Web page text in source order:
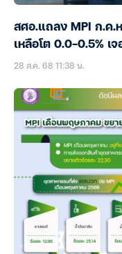
สศอ.แถลง MPI ก.ค.
เหลือโต 0.0-0.5% เ
28 ส.ค. 68 11:38 น.